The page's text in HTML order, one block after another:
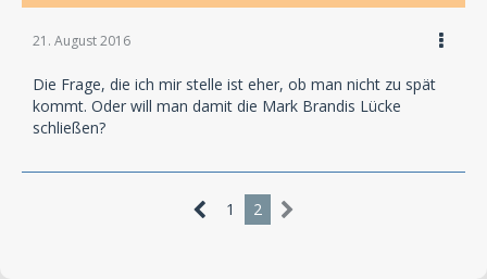
21. August 2016
Die Frage, die ich mir stelle ist eher, ob man nicht zu spät
kommt. Oder will man damit die Mark Brandis Lücke
schließen?
1 2